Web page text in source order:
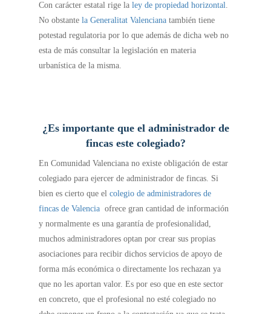
Con carácter estatal rige laley de propiedad horizontal.
No obstantela Generalitat Valenciana también tiene
potestad regulatoria por lo que además de dicha web no
esta de más consultar la legislación en materia
urbanística de la misma.
¿Es importante que el administrador de
fincas este colegiado?
En Comunidad Valenciana no existe obligación de estar
colegiado para ejercer de administrador de fincas. Si
bien es cierto que elcolegio de administradores de
fincas de Valencia ofrece gran cantidad de información
y normalmente es una garantía de profesionalidad,
muchos administradores optan por crear sus propias
asociaciones para recibir dichos servicios de apoyo de
forma más económica o directamente los rechazan ya
que no les aportan valor. Es por eso que en este sector
en concreto, que el profesional no esté colegiado no